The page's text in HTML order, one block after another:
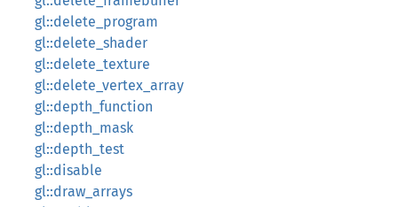
gl::delete_program
gl::delete_shader
gl::delete_texture
gl::delete_vertex_array
gl::depth_function
gl::depth_mask
gl::depth_test
gl::disable
gl::draw_arrays